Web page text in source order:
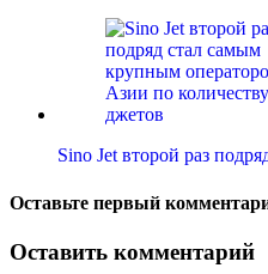
Sino Jet второй раз
Оставьте первый
Оставить комментарий